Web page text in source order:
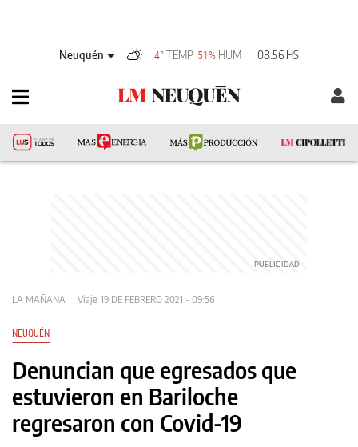
Neuquén 4° TEMP 51% HUM 08:56 HS
LA MAÑANA Viaje 19 DE FEBRERO 2021 - 09:56
NEUQUÉN
Denuncian que egresados que
estuvieron en Bariloche
regresaron con Covid-19